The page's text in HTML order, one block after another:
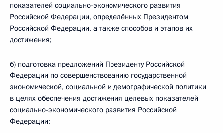
показателей социально-экономического развития
Российской Федерации, определённых Президентом
Российской Федерации, а также способов и этапов их
достижения;
б) подготовка предложений Президенту Российской
Федерации по совершенствованию государственной
экономической, социальной и демографической политики
в целях обеспечения достижения целевых показателей
социально-экономического развития Российской
Федерации;